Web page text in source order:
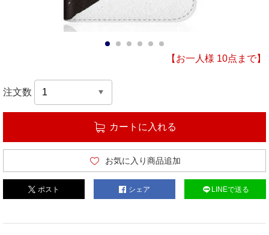
【お一人様 10点まで】
注文数
カートに入れる
お気に入り商品追加
ポスト シェア LINEで送る